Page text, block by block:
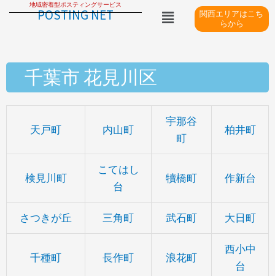
ス
ッ
POSTING NET
地域密着型ポスティングサービス メ
ニ
関西エリアはこち
らから
千葉市 花見川区
天戸町 内山町
宇那谷
町
柏井町
検見川町
こてはし
台
犢橋町 作新台
さつきが丘 三角町 武石町 大日町
千種町 長作町 浪花町
西小中
台